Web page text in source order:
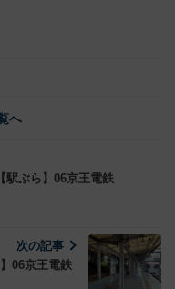
へ
駅ぶら】06京王電鉄
次の記事
06京王電鉄